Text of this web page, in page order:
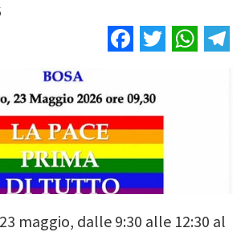
Facebook
Twitter
maggio, dalle 9:30 alle 12:30 al